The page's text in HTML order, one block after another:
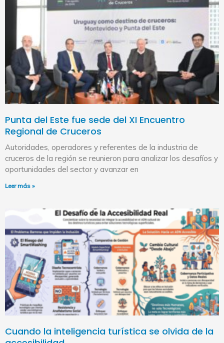
Punta del Este fue sede del XI Encuentro
Regional de Cruceros
Autoridades, operadores y referentes de la industria de
cruceros de la región se reunieron para analizar los desafíos y
oportunidades del sector y avanzar en
Leer más »
Cuando la inteligencia turística se olvida de la